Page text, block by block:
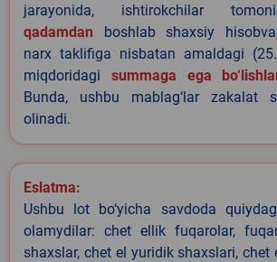
jarayonida, ishtirokchilar
qadamdan boshlab shaxsiy
narx taklifiga nisbatan amaldagi
miqdoridagi summaga ega
Bunda, ushbu mablag‘lar zakalat
olinadi.
Eslatma:
Ushbu lot bo‘yicha savdoda
olamydilar: chet ellik fuqarolar,
shaxslar, chet el yuridik shaxslari, chet